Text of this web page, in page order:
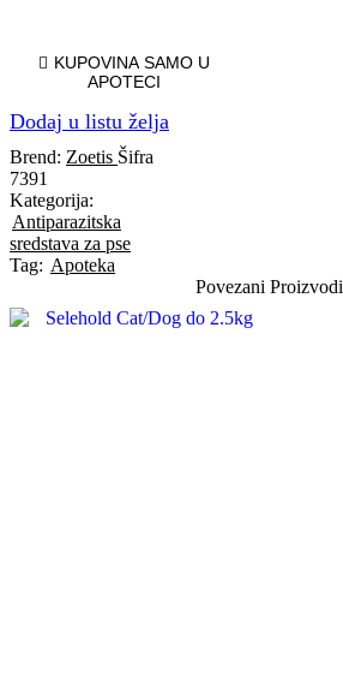
KUPOVINA SAMO U
APOTECI
Dodaj u listu želja
Brend: Zoetis Šifra
7391
Kategorija:
Antiparazitska
sredstava za pse
Tag: Apoteka
Povezani Proizvodi